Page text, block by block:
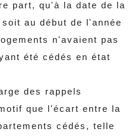
part, qu'à la date de la
au début de l'année
n'avaient pas
été cédés en état
des rappels
que l'écart entre la
cédés, telle